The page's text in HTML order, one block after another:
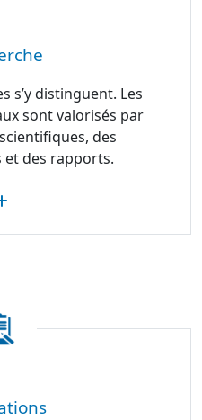
s’y distinguent. Les
sont valorisés par
des
des rapports.